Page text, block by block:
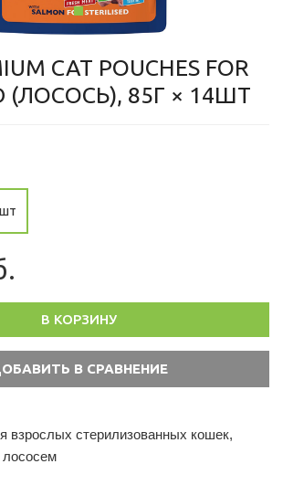
CAT POUCHES FOR
(ЛОСОСЬ), 85Г × 14ШТ
В КОРЗИНУ
взрослых стерилизованных кошек,
лососем